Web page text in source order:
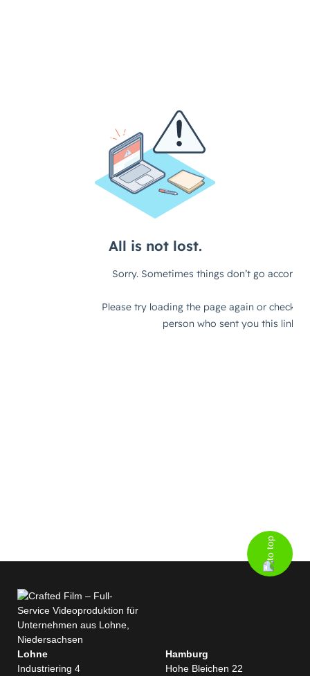
Lohne
Industriering 4
Hamburg
Hohe Bleichen 22